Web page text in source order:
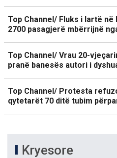
Top Channel/ Fluks i lartë
2700 pasagjerë mbërrijnë
Top Channel/ Vrau 20-
pranë banesës autori i
Top Channel/ Protesta
qytetarët 70 ditë tubim
Kryesore